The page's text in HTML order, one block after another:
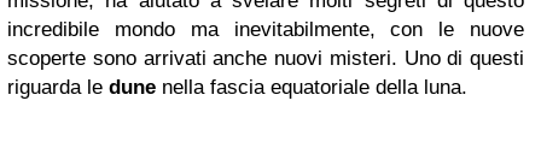
incredibile mondo ma inevitabilmente, con le nuove
scoperte sono arrivati anche nuovi misteri. Uno di questi
riguarda le dune nella fascia equatoriale della luna.